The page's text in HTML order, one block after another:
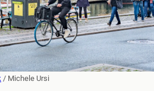
/ Michele Ursi